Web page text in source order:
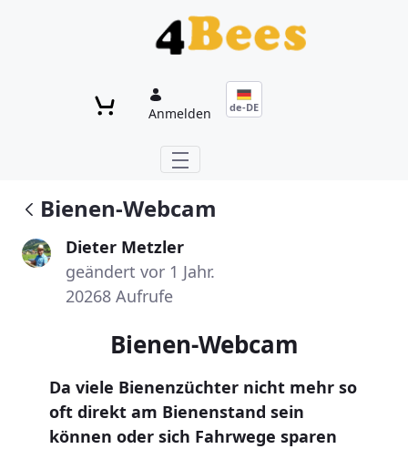
Zum Hauptinhalt springen
Anmelden de-DE
Bienen-Webcam
Dieter Metzler
geändert vor 1 Jahr.
20268 Aufrufe
Bienen-Webcam
Da viele Bienenzüchter nicht mehr so
oft direkt am Bienenstand sein
können oder sich Fahrwege sparen